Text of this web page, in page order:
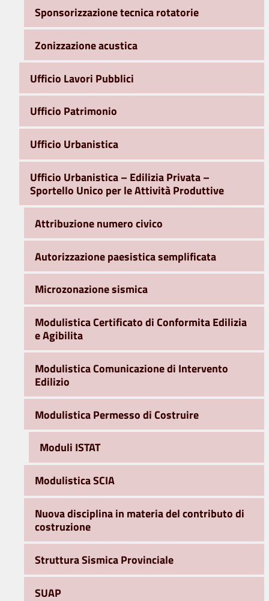
Sponsorizzazione tecnica rotatorie
Zonizzazione acustica
Ufficio Lavori Pubblici
Ufficio Patrimonio
Ufficio Urbanistica
Ufficio Urbanistica – Edilizia Privata –
Sportello Unico per le Attività Produttive
Attribuzione numero civico
Autorizzazione paesistica semplificata
Microzonazione sismica
Modulistica Certificato di Conformita Edilizia
e Agibilita
Modulistica Comunicazione di Intervento
Edilizio
Modulistica Permesso di Costruire
Moduli ISTAT
Modulistica SCIA
Nuova disciplina in materia del contributo di
costruzione
Struttura Sismica Provinciale
SUAP